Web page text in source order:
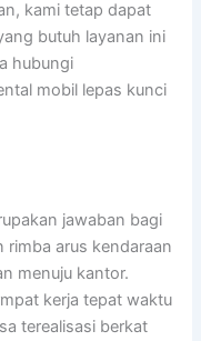
kami tetap dapat
butuh layanan ini
hubungi
mobil lepas kunci
jawaban bagi
arus kendaraan
menuju kantor.
kerja tepat waktu
terealisasi berkat